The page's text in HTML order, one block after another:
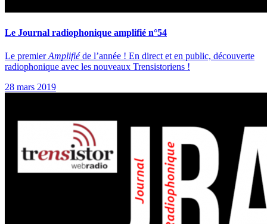
Le Journal radiophonique amplifié n°54
Le premierAmplifié de l’année ! En direct et en public, découverte
radiophonique avec les nouveaux Trensistoriens !
28 mars 2019